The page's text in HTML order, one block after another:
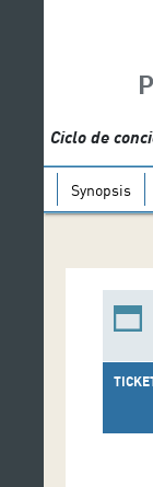
Ciclo de
Synopsis